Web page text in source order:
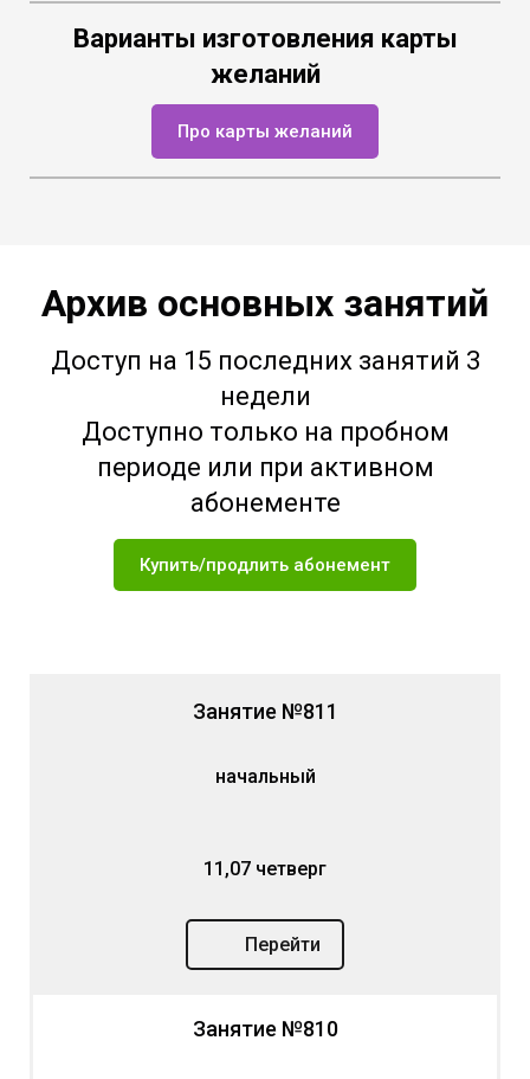
Варианты изготовления карты
желаний
Про карты желаний
Архив основных занятий
Доступ на 15 последних занятий 3
недели
Доступно только на пробном
периоде или при активном
абонементе
Купить/продлить абонемент
Занятие №811
начальный
11,07 четверг
Перейти
Занятие №810